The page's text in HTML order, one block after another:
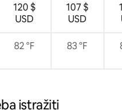
120 $
USD
107 $
USD
82 °F 83 °F
istražiti